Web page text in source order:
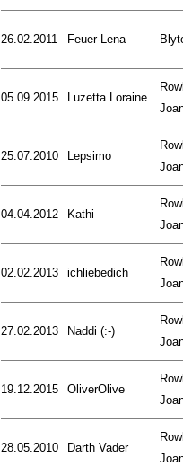
26.02.2011 Feuer-Lena
05.09.2015 Luzetta Loraine
25.07.2010 Lepsimo
04.04.2012 Kathi
02.02.2013 ichliebedich
27.02.2013 Naddi (:-)
19.12.2015 OliverOlive
28.05.2010 Darth Vader